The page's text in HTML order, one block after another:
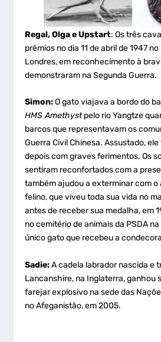
Regal, Olga e Upstart: Os três
prêmios no dia 11 de abril de 1947
Londres, em reconhecimento à
demonstraram na Segunda Guerra.
Simon:O gato viajava a bordo do
HMS Amethystpelo rio Yangtze
barcos que representavam os
Guerra Civil Chinesa. Assustado,
depois com graves ferimentos. Os
sentiram reconfortados com a
também ajudou a exterminar com o
felino, que viveu toda sua vida no
antes de receber sua medalha, em
no cemitério de animais da PSDA
único gato que recebeu a
Sadie:A cadela labrador nascida e
Lancanshire, na Inglaterra, ganhou
farejar explosivo na sede das
no Afeganistão, em 2005.